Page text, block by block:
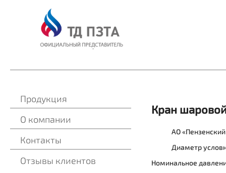
Кран
АО
Диаметр
Номинальное
Продукция
О компании
Контакты
Отзывы клиентов